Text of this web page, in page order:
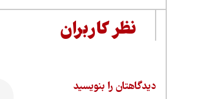
نظر کاربران
دیدگاهتان را بنویسید